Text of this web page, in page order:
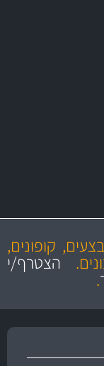
איכותי קופונים,
הצטרף/י
.